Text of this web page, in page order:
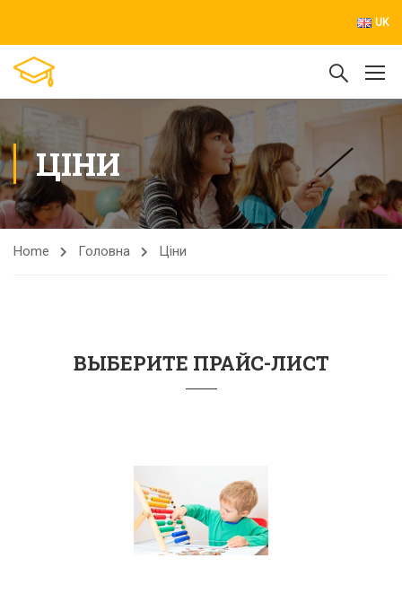
UK
ЦІНИ
Home Головна Ціни
ВЫБЕРИТЕ ПРАЙС-ЛИСТ